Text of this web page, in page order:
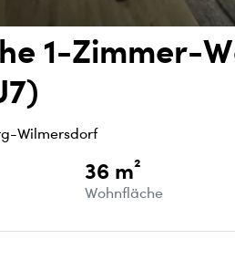
1-Zimmer-
Wilmersdorf
36 m²
Wohnfläche